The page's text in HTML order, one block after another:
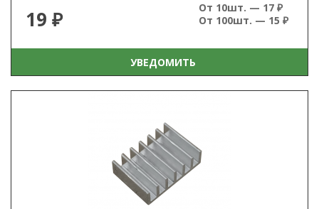
19 ₽
От 10шт. — 17 ₽
От 100шт. — 15 ₽
УВЕДОМИТЬ